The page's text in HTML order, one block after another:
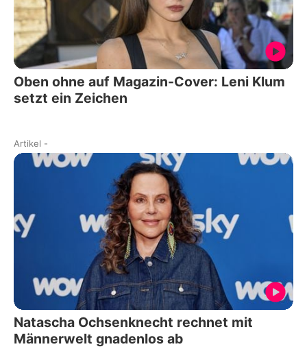
Oben ohne auf Magazin-Cover: Leni Klum
setzt ein Zeichen
Artikel -
Natascha Ochsenknecht rechnet mit
Männerwelt gnadenlos ab